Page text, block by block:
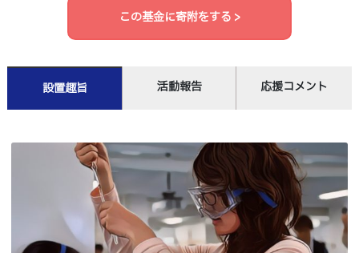
この基金に寄附をする >
設置趣旨 活動報告 応援コメント